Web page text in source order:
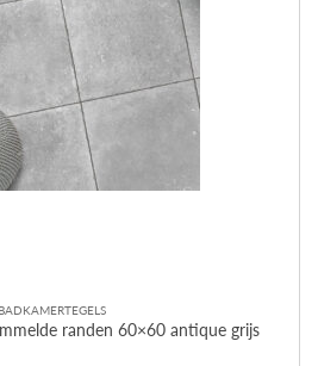
BADKAMERTEGELS
randen 60×60 antique grijs